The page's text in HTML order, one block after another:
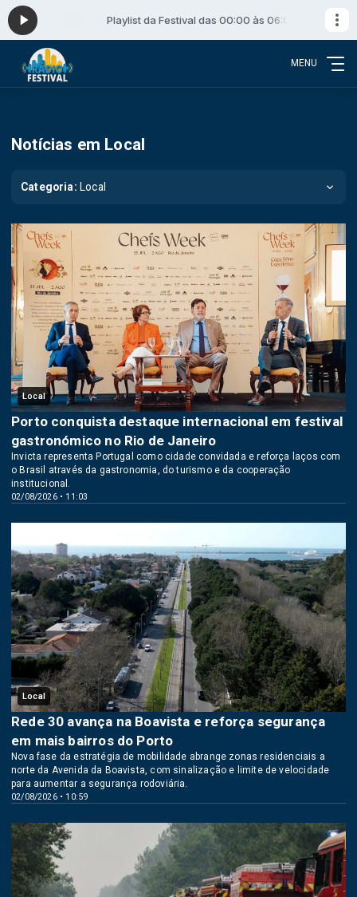
Playlist da Festival das 00:00 às 06:00
MENU
Notícias em Local
Categoria: Local
Local
02/08/2026 • 11:03
Porto conquista destaque internacional em festival
gastronómico no Rio de Janeiro
Invicta representa Portugal como cidade convidada e reforça laços com
o Brasil através da gastronomia, do turismo e da cooperação
institucional.
Local
02/08/2026 • 10:59
Rede 30 avança na Boavista e reforça segurança
em mais bairros do Porto
Nova fase da estratégia de mobilidade abrange zonas residenciais a
norte da Avenida da Boavista, com sinalização e limite de velocidade
para aumentar a segurança rodoviária.